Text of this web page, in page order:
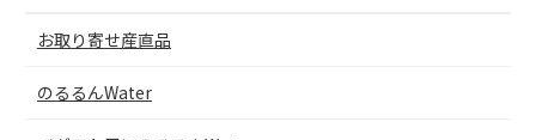
お取り寄せ産直品
のるるんWater